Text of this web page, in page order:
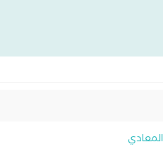
المعادي